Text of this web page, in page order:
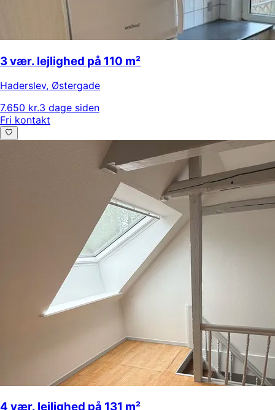
3 vær. lejlighed på 110 m²
Haderslev, Østergade
7.650 kr.3 dage siden
Fri kontakt
4 vær. lejlighed på 131 m²